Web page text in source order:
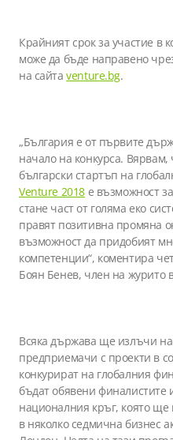
Крайният срок за участие в
може да бъде направено
на сайтаventure.bg.
„България е от първите
начало на конкурса.
български стартъп на
Venture 2018е възможност
стане част от голяма еко
правят позитивна промяна
възможност да придобият
компетенции“, коментира
Боян Бенев, член на журито
Всяка държава ще излъчи
предприемачи с проекти в
конкурират на глобалния
бъдат обявени финалистите
националния кръг, която
в няколко седмична бизнес